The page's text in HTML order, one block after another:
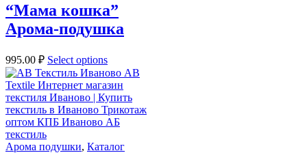
“Мама кошка”
Арома-подушка
995.00 ₽ Select options
Арома подушки, Каталог